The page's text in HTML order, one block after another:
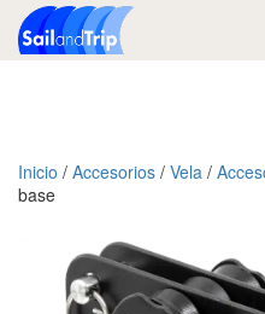
Inicio / Accesorios / Vela /
base